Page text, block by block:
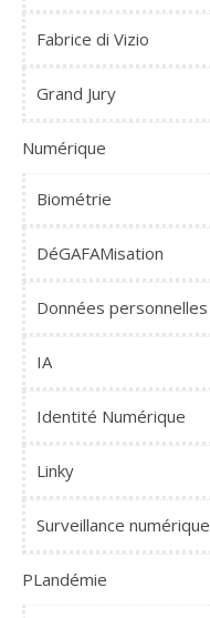
Fabrice di Vizio
Grand Jury
Numérique
Biométrie
DéGAFAMisation
Données personnelles
IA
Identité Numérique
Linky
Surveillance numérique
PLandémie